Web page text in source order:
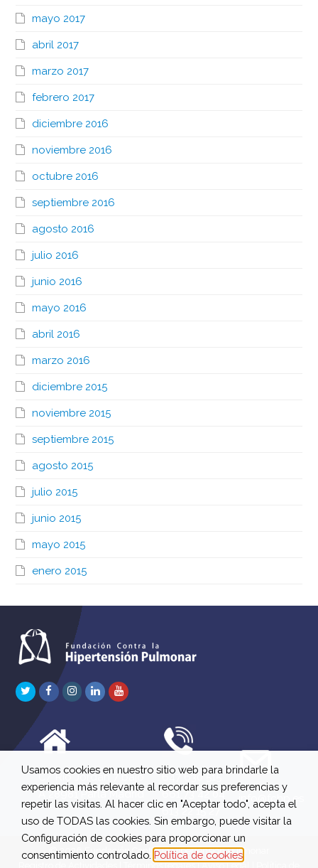
mayo 2017
abril 2017
marzo 2017
febrero 2017
diciembre 2016
noviembre 2016
octubre 2016
septiembre 2016
agosto 2016
julio 2016
junio 2016
mayo 2016
abril 2016
marzo 2016
diciembre 2015
noviembre 2015
septiembre 2015
agosto 2015
julio 2015
junio 2015
mayo 2015
enero 2015
TwitterFacebook
Instagram
LinkedInYoutube
C/ Río Jordán 7 bajo
A 28981 Parla Madrid
647 630 515
661 73 42 04
613 22 15 27
info@fchp.es
© 2026 Fundación Contra la Hipertensión Pulmonar
Términos legales|Aviso Legal
Usamos cookies en nuestro sitio web para brindarle la
experiencia más relevante al recordar sus preferencias y
repetir las visitas. Al hacer clic en "Aceptar todo", acepta el
uso de TODAS las cookies. Sin embargo, puede visitar la
Configuración de cookies para proporcionar un
consentimiento controlado. Política de cookies